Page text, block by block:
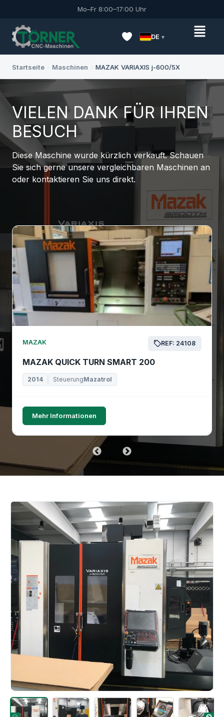
Mo–Fr 8:00–17:00 Uhr
DE
Startseite Maschinen MAZAK VARIAXIS j-600/5X
VIELEN DANK FÜR IHREN
BESUCH
Diese Maschine wurde kürzlich verkauft. Schauen
Sie sich gerne unsere vergleichbaren Maschinen an
oder kontaktieren Sie uns direkt.
MAZAK REF: 24108
MAZAK QUICK TURN SMART 200
2014 SteuerungMazatrol
Mehr Informationen